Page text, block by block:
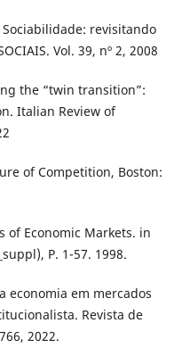
Sociabilidade: revisitando
Vol. 39, nº 2, 2008
the “twin transition”:
Italian Review of
of Competition, Boston:
of Economic Markets. in
P. 1-57. 1998.
economia em mercados
Revista de
2022.